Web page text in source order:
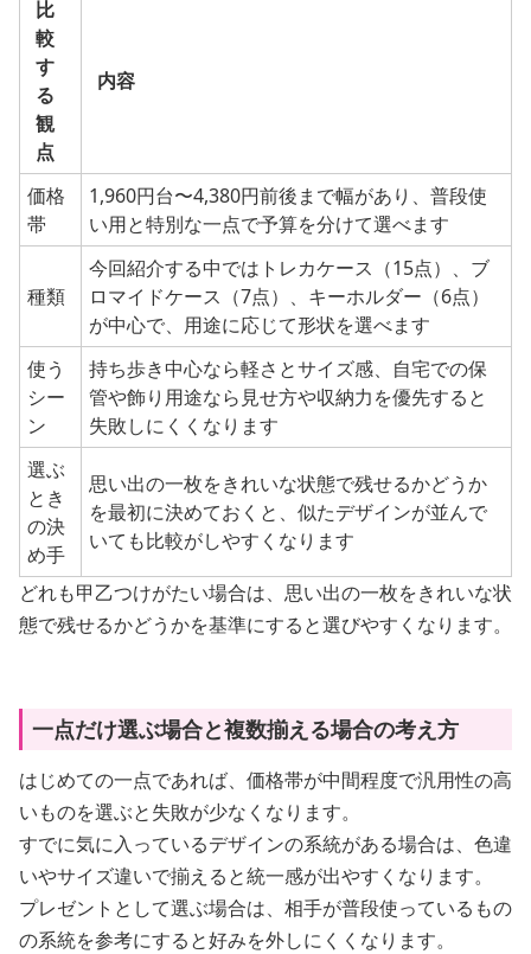
比
較
す
る
観
点
内容
価格
帯
1,960円台〜4,380円前後まで幅があり、普段使
い用と特別な一点で予算を分けて選べます
種類
今回紹介する中ではトレカケース（15点）、ブ
ロマイドケース（7点）、キーホルダー（6点）
が中心で、用途に応じて形状を選べます
使う
シー
ン
持ち歩き中心なら軽さとサイズ感、自宅での保
管や飾り用途なら見せ方や収納力を優先すると
失敗しにくくなります
選ぶ
とき
の決
め手
思い出の一枚をきれいな状態で残せるかどうか
を最初に決めておくと、似たデザインが並んで
いても比較がしやすくなります
どれも甲乙つけがたい場合は、思い出の一枚をきれいな状
態で残せるかどうかを基準にすると選びやすくなります。
一点だけ選ぶ場合と複数揃える場合の考え方
はじめての一点であれば、価格帯が中間程度で汎用性の高
いものを選ぶと失敗が少なくなります。
すでに気に入っているデザインの系統がある場合は、色違
いやサイズ違いで揃えると統一感が出やすくなります。
プレゼントとして選ぶ場合は、相手が普段使っているもの
の系統を参考にすると好みを外しにくくなります。